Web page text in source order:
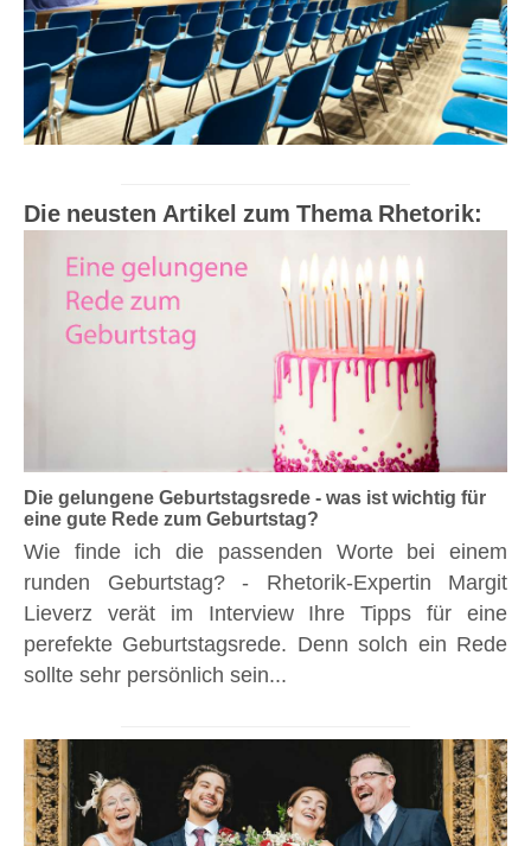
Die neusten Artikel zum Thema Rhetorik:
Die gelungene Geburtstagsrede - was ist wichtig für
eine gute Rede zum Geburtstag?
Wie finde ich die passenden Worte bei einem
runden Geburtstag? - Rhetorik-Expertin Margit
Lieverz verät im Interview Ihre Tipps für eine
perefekte Geburtstagsrede. Denn solch ein Rede
sollte sehr persönlich sein...